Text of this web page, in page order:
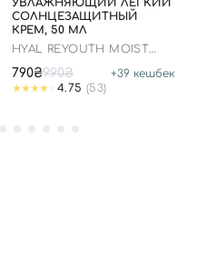
УВЛАЖНЯЮЩИЙ ЛЕГКИЙ
СОЛНЦЕЗАЩИТНЫЙ
КРЕМ, 50 МЛ
HYAL REYOUTH MOIST
790₴990₴ +39 кешбек
4.75 (53)